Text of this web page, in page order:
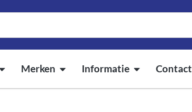
Merken Informatie Contact